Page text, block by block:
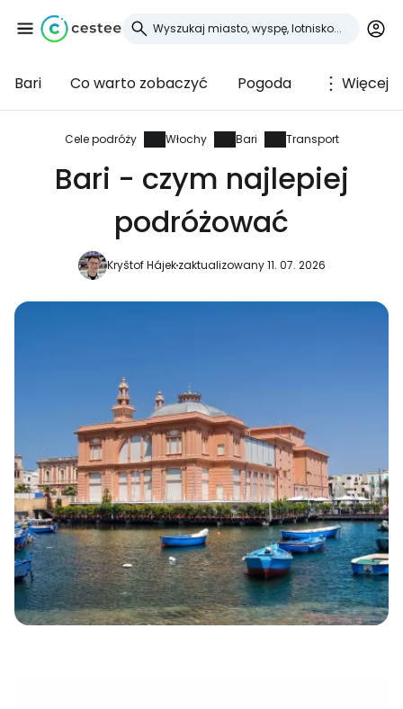
Bari Co warto zobaczyć Pogoda Więcej
Cele podróży Włochy Bari Transport
Bari - czym najlepiej
podróżować
Kryštof Hájekzaktualizowany 11. 07. 2026
Zaloguj się do
Cestee
... światowej społeczności podróżniczej
Kontynuuj z e-mailem